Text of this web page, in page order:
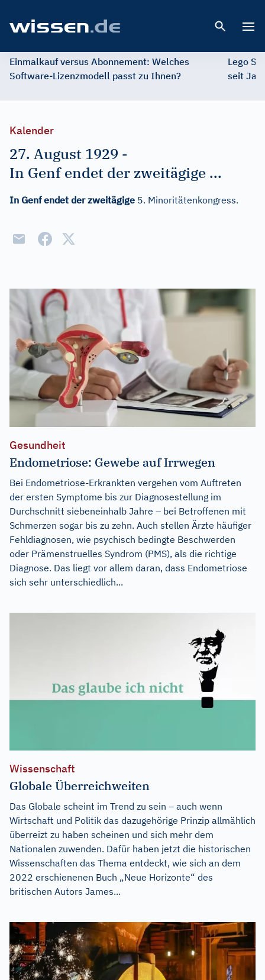
Einmalkauf versus Abonnement: Welches
Software-Lizenzmodell passt zu Ihnen?
Lego
seit
Kalender
27. August 1929 -
In Genf endet der zweitägige ...
In Genf endet der zweitägige 5. Minoritätenkongress.
Gesundheit
Endometriose: Gewebe auf Irrwegen
Bei Endometriose-Erkrankten vergehen vom Auftreten
der ersten Symptome bis zur Diagnosestellung im
Durchschnitt siebeneinhalb Jahre – bei Betroffenen mit
Schmerzen sogar bis zu zehn. Auch stellen Ärzte häufiger
Fehldiagnosen, wie psychisch bedingte Beschwerden
oder Prämenstruelles Syndrom (PMS), als die richtige
Diagnose. Das liegt vor allem daran, dass Endometriose
sich sehr unterschiedlich...
Wissenschaft
Globale Überreichweiten
Das Globale scheint im Trend zu sein – auch wenn
Wirtschaft und Politik das dazugehörige Prinzip allmählich
überreizt zu haben scheinen und sich mehr dem
Nationalen zuwenden. Dafür haben jetzt die historischen
Wissenschaften das Thema entdeckt, wie sich an dem
2022 erschienenen Buch „Neue Horizonte“ des
britischen Autors James...